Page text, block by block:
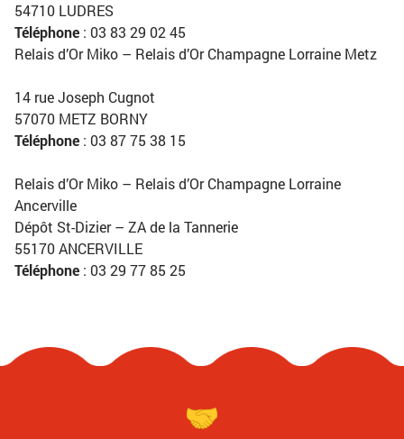
54710 LUDRES
Téléphone : 03 83 29 02 45
Relais d’Or Miko – Relais d’Or Champagne Lorraine Metz
14 rue Joseph Cugnot
57070 METZ BORNY
Téléphone : 03 87 75 38 15
Relais d’Or Miko – Relais d’Or Champagne Lorraine
Ancerville
Dépôt St-Dizier – ZA de la Tannerie
55170 ANCERVILLE
Téléphone : 03 29 77 85 25